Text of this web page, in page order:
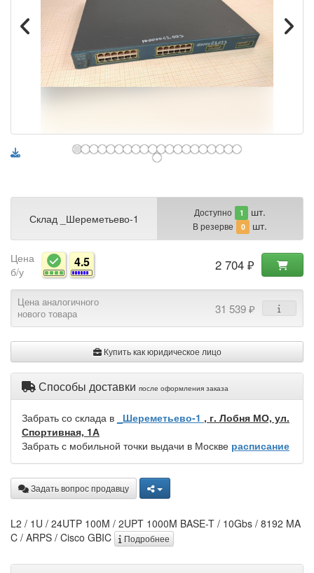
Склад _Шереметьево-1 Доступно 1 шт.
В резерве 0 шт.
Цена
б/у
4.5 2 704 ₽
Цена аналогичного
нового товара
31 539 ₽
Купить как юридическое лицо
Способы доставки после оформления заказа
Забрать со склада в _Шереметьево-1 , г. Лобня МО, ул.
Спортивная, 1А
Забрать с мобильной точки выдачи в Москве расписание
Задать вопрос продавцу
L2 / 1U / 24UTP 100M / 2UPT 1000M BASE-T / 10Gbs / 8192 MA
C / ARPS / Cisco GBIC
Подробнее